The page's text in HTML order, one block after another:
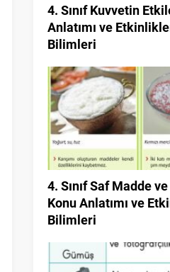
4. Sınıf Kuvvetin
Anlatımı ve
Bilimleri
4. Sınıf Saf Madde ve
Konu Anlatımı ve
Bilimleri